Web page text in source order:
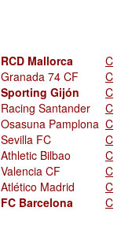
RCD Mallorca
C
Granada 74 CF
C
Sporting Gijón
C
Racing Santander
C
Osasuna Pamplona C
Sevilla FC
C
Athletic Bilbao
C
Valencia CF
C
Atlético Madrid
C
FC Barcelona
C